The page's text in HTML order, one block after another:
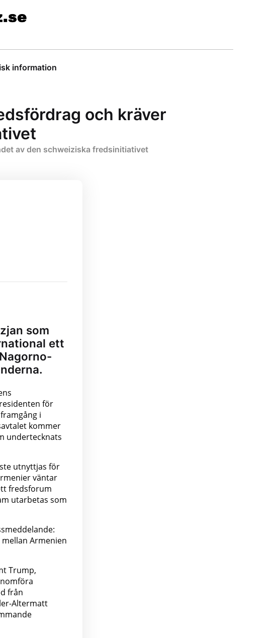
information
och kräver
av den schweiziska fredsinitiativet
som
ett
för
i
kommer
undertecknats
utnyttjas för
väntar
fredsforum
utarbetas som
Armenien
Trump,
från
Altermatt